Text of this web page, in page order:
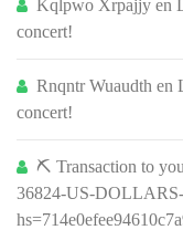
Kqlpwo Xrpajjy en
concert!
Rnqntr Wuaudth en
concert!
⛏ Transaction to
36824-US-